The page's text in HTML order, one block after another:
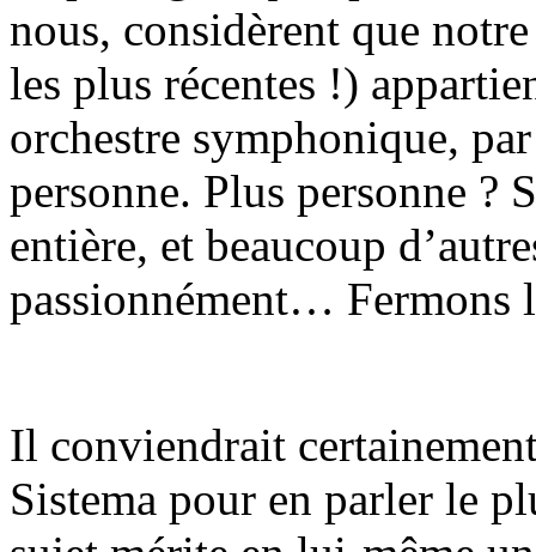
nous, considèrent que
les plus récentes !)
orchestre symphonique,
personne. Plus personne ?
entière, et beaucoup
passionnément… Fermons
Il conviendrait
Sistema pour en parler le